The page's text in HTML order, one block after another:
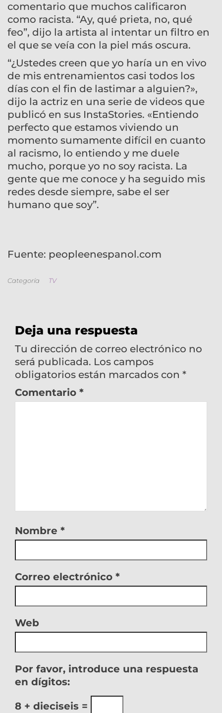
comentario que muchos calificaron
como racista. “Ay, qué prieta, no, qué
feo”, dijo la artista al intentar un filtro en
el que se veía con la piel más oscura.
“¿Ustedes creen que yo haría un en vivo
de mis entrenamientos casi todos los
días con el fin de lastimar a alguien?»,
dijo la actriz en una serie de videos que
publicó en sus InstaStories. «Entiendo
perfecto que estamos viviendo un
momento sumamente difícil en cuanto
al racismo, lo entiendo y me duele
mucho, porque yo no soy racista. La
gente que me conoce y ha seguido mis
redes desde siempre, sabe el ser
humano que soy”.
Fuente: peopleenespanol.com
Categoría TV
Deja una respuesta
Tu dirección de correo electrónico no
será publicada. Los campos
obligatorios están marcados con *
Comentario *
Nombre *
Correo electrónico *
Web
Por favor, introduce una respuesta
en dígitos:
8 + dieciseis =